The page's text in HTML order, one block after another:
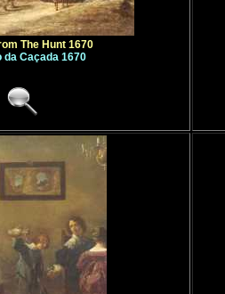
The Hunt 1670
da Caçada 1670